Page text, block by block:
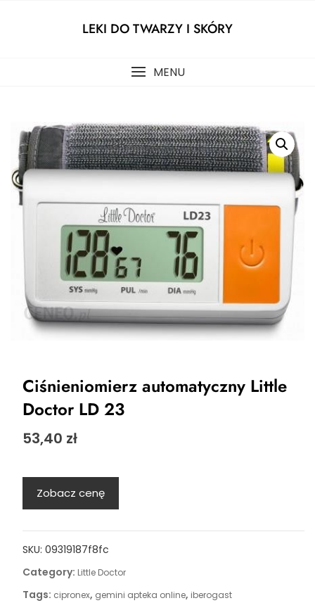
LEKI DO TWARZY I SKÓRY
MENU
Ciśnieniomierz automatyczny Little
Doctor LD 23
53,40 zł
Zobacz cenę
SKU: 09319187f8fc
Category: Little Doctor
Tags: cipronex, gemini apteka online, iberogast